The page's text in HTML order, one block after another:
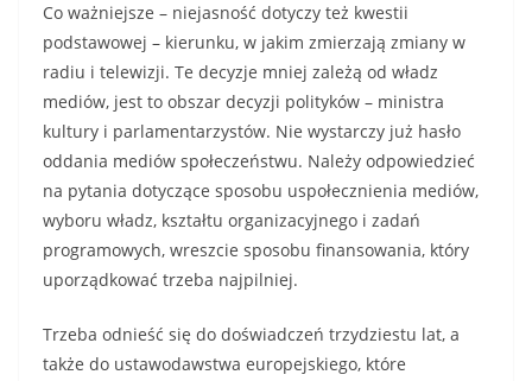
Co ważniejsze – niejasność dotyczy też kwestii
podstawowej – kierunku, w jakim zmierzają zmiany w
radiu i telewizji. Te decyzje mniej zależą od władz
mediów, jest to obszar decyzji polityków – ministra
kultury i parlamentarzystów. Nie wystarczy już hasło
oddania mediów społeczeństwu. Należy odpowiedzieć
na pytania dotyczące sposobu uspołecznienia mediów,
wyboru władz, kształtu organizacyjnego i zadań
programowych, wreszcie sposobu finansowania, który
uporządkować trzeba najpilniej.
Trzeba odnieść się do doświadczeń trzydziestu lat, a
także do ustawodawstwa europejskiego, które